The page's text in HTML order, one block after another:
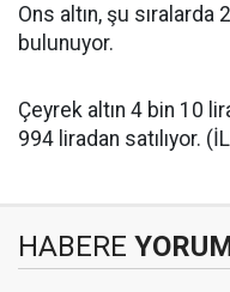
Ons altın, şu
bulunuyor.
Çeyrek altın 4 bin 10
994 liradan satılıyor.
HABERE